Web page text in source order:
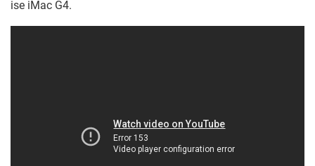
ise iMac G4.